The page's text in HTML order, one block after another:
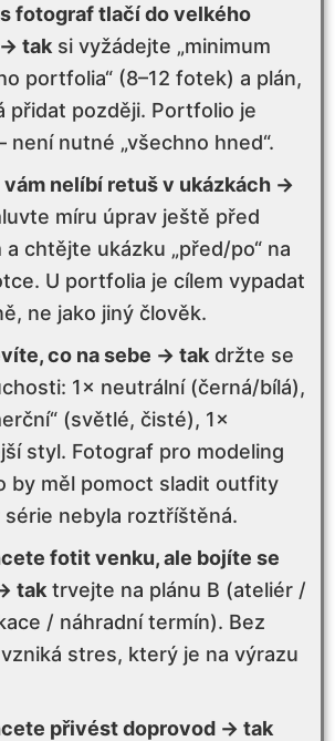
fotograf tlačí do velkého
tak si vyžádejte „minimum
portfolia“ (8–12 fotek) a plán,
přidat později. Portfolio je
není nutné „všechno hned“.
vám nelíbí retuš v ukázkách →
míru úprav ještě před
chtějte ukázku „před/po“ na
U portfolia je cílem vypadat
ne jako jiný člověk.
co na sebe → tak držte se
1× neutrální (černá/bílá),
(světlé, čisté), 1×
styl. Fotograf pro modeling
by měl pomoct sladit outfity
série nebyla roztříštěná.
fotit venku, ale bojíte se
tak trvejte na plánu B (ateliér /
/ náhradní termín). Bez
stres, který je na výrazu
přivést doprovod → tak
PRO MODELINGOVÉ
focením, která zvedne
výběr fotek
scénář
focení (příklad)
udělat rozhodnutí bez stresu
fotografa pro modeling
které se hodí právě teď